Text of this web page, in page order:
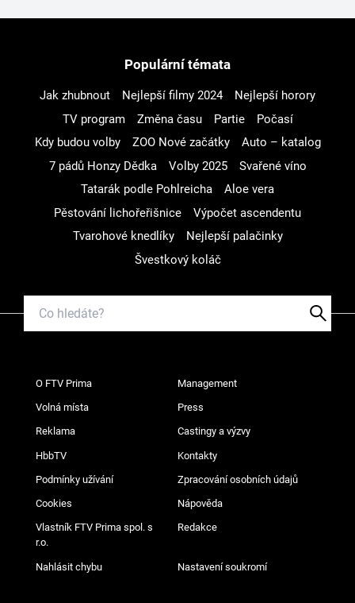
Populární témata
Jak zhubnout Nejlepší filmy 2024
Nejlepší horory
TV program
Změna času Partie
Počasí
Kdy budou volby
ZOO Nové začátky
Auto – katalog
7 pádů Honzy Dědka
Volby 2025
Svařené víno
Tatarák podle Pohlreicha
Aloe vera
Pěstování lichořeřišnice
Výpočet ascendentu
Tvarohové knedlíky
Nejlepší palačinky
Švestkový koláč
O FTV Prima Management
Volná místa Press
Reklama Castingy a výzvy
HbbTV Kontakty
Podmínky užívání Zpracování osobních údajů
Cookies Nápověda
Vlastník FTV Prima spol. s
r.o.
Redakce
Nahlásit chybu Nastavení soukromí